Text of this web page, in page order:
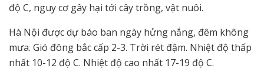
độ C, nguy cơ gây hại tới cây trồng, vật nuôi.
Hà Nội được dự báo ban ngày hửng nắng, đêm không
mưa. Gió đông bắc cấp 2-3. Trời rét đậm. Nhiệt độ thấp
nhất 10-12 độ C. Nhiệt độ cao nhất 17-19 độ C.